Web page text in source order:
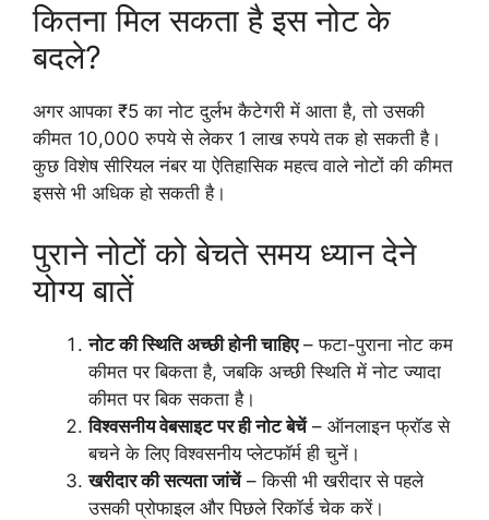
कितना मिल सकता है इस नोट के
बदले?
अगर आपका ₹5 का नोट दुर्लभ कैटेगरी में आता है, तो उसकी
कीमत 10,000 रुपये से लेकर 1 लाख रुपये तक हो सकती है।
कुछ विशेष सीरियल नंबर या ऐतिहासिक महत्व वाले नोटों की कीमत
इससे भी अधिक हो सकती है।
पुराने नोटों को बेचते समय ध्यान देने
योग्य बातें
नोट की स्थिति अच्छी होनी चाहिए– फटा-पुराना नोट कम
कीमत पर बिकता है, जबकि अच्छी स्थिति में नोट ज्यादा
कीमत पर बिक सकता है।
विश्वसनीय वेबसाइट पर ही नोट बेचें– ऑनलाइन फ्रॉड से
बचने के लिए विश्वसनीय प्लेटफॉर्म ही चुनें।
खरीदार की सत्यता जांचें– किसी भी खरीदार से पहले
उसकी प्रोफाइल और पिछले रिकॉर्ड चेक करें।